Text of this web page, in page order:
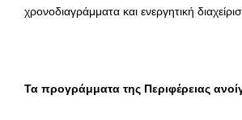
χρονοδιαγράμματα και ενεργητική
Τα προγράμματα της Περιφέρειας